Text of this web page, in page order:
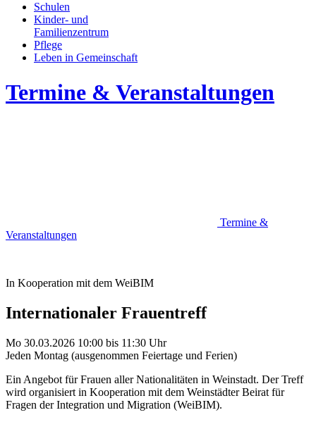
Schulen
Kinder- und
Familienzentrum
Pflege
Leben in Gemeinschaft
Termine & Veranstaltungen
Termine &
Veranstaltungen
In Kooperation mit dem WeiBIM
Internationaler Frauentreff
Mo 30.03.2026 10:00 bis 11:30 Uhr
Jeden Montag (ausgenommen Feiertage und Ferien)
Ein Angebot für Frauen aller Nationalitäten in Weinstadt. Der Treff
wird organisiert in Kooperation mit dem Weinstädter Beirat für
Fragen der Integration und Migration (WeiBIM).